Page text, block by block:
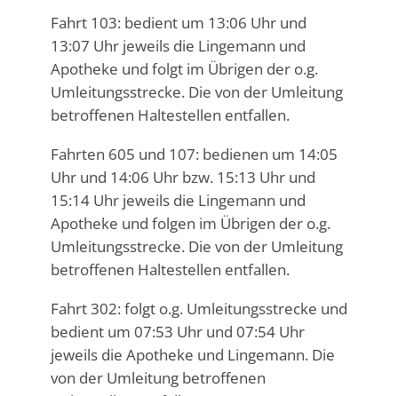
Fahrt 103: bedient um 13:06 Uhr und
13:07 Uhr jeweils die Lingemann und
Apotheke und folgt im Übrigen der o.g.
Umleitungsstrecke. Die von der Umleitung
betroffenen Haltestellen entfallen.
Fahrten 605 und 107: bedienen um 14:05
Uhr und 14:06 Uhr bzw. 15:13 Uhr und
15:14 Uhr jeweils die Lingemann und
Apotheke und folgen im Übrigen der o.g.
Umleitungsstrecke. Die von der Umleitung
betroffenen Haltestellen entfallen.
Fahrt 302: folgt o.g. Umleitungsstrecke und
bedient um 07:53 Uhr und 07:54 Uhr
jeweils die Apotheke und Lingemann. Die
von der Umleitung betroffenen